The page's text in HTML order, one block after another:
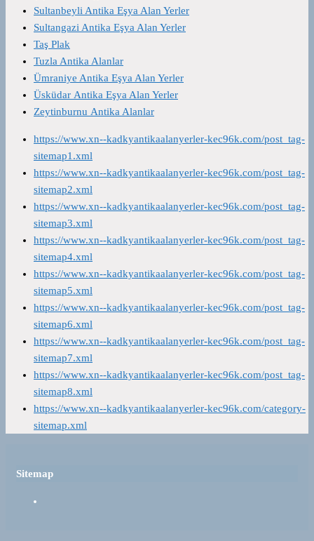
Sultanbeyli Antika Eşya Alan Yerler
Sultangazi Antika Eşya Alan Yerler
Taş Plak
Tuzla Antika Alanlar
Ümraniye Antika Eşya Alan Yerler
Üsküdar Antika Eşya Alan Yerler
Zeytinburnu Antika Alanlar
https://www.xn--kadkyantikaalanyerler-kec96k.com/post_tag-
sitemap1.xml
https://www.xn--kadkyantikaalanyerler-kec96k.com/post_tag-
sitemap2.xml
https://www.xn--kadkyantikaalanyerler-kec96k.com/post_tag-
sitemap3.xml
https://www.xn--kadkyantikaalanyerler-kec96k.com/post_tag-
sitemap4.xml
https://www.xn--kadkyantikaalanyerler-kec96k.com/post_tag-
sitemap5.xml
https://www.xn--kadkyantikaalanyerler-kec96k.com/post_tag-
sitemap6.xml
https://www.xn--kadkyantikaalanyerler-kec96k.com/post_tag-
sitemap7.xml
https://www.xn--kadkyantikaalanyerler-kec96k.com/post_tag-
sitemap8.xml
https://www.xn--kadkyantikaalanyerler-kec96k.com/category-
sitemap.xml
Sitemap